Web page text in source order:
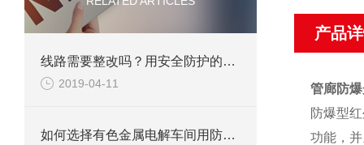
线路需要整改吗？用安全防护的二工防爆正压型防爆配电柜！
2019-04-11
如何选择有色金属电解车间用防爆柜？
产品
管廊防
防爆型
功能，